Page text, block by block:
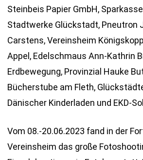
Steinbeis Papier GmbH,
Stadtwerke Glückstadt, Pneutron
Carstens, Vereinsheim
Appel, Edelschmaus Ann-Kathrin
Erdbewegung, Provinzial Hauke
Bücherstube am Fleth,
Dänischer Kinderladen und EKD-
Vom 08.-20.06.2023 fand in der
Vereinsheim das große